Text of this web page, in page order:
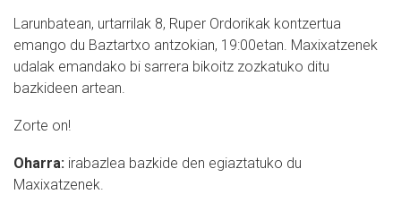
Larunbatean, urtarrilak 8, Ruper Ordorikak kontzertua
emango du Baztartxo antzokian, 19:00etan. Maxixatzenek
udalak emandako bi sarrera bikoitz zozkatuko ditu
bazkideen artean.
Zorte on!
Oharra: irabazlea bazkide den egiaztatuko du
Maxixatzenek.